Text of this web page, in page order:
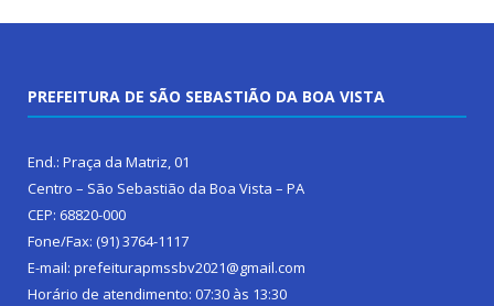
PREFEITURA DE SÃO SEBASTIÃO DA BOA VISTA
End.: Praça da Matriz, 01
Centro – São Sebastião da Boa Vista – PA
CEP: 68820-000
Fone/Fax: (91) 3764-1117
E-mail: prefeiturapmssbv2021@gmail.com
Horário de atendimento: 07:30 às 13:30